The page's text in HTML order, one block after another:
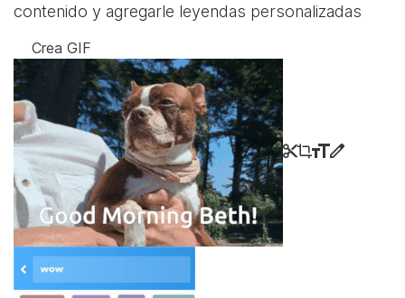
contenido y agregarle leyendas personalizadas
Crea GIF